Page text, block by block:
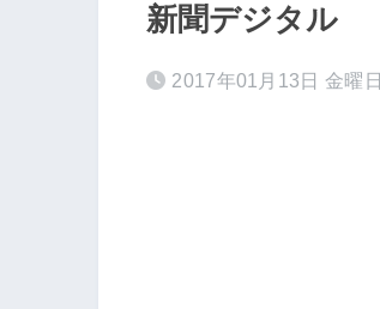
新聞デジタル
2017年01月13日 金曜日